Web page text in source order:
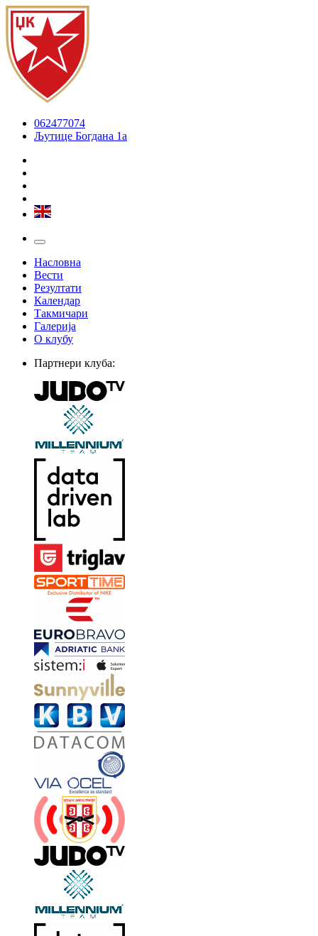
062477074
Љутице Богдана 1а
Насловна
Вести
Резултати
Календар
Такмичари
Галерија
О клубу
Партнери клуба: